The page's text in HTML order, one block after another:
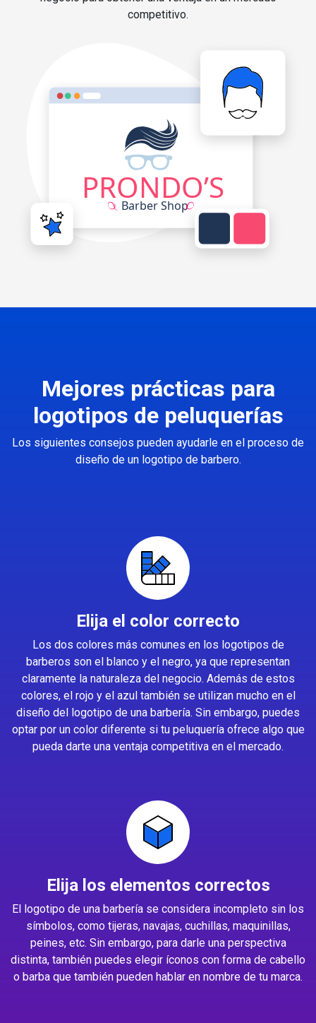
competitivo.
Mejores prácticas para
logotipos de peluquerías
Los siguientes consejos pueden ayudarle en el proceso de
diseño de un logotipo de barbero.
Elija el color correcto
Los dos colores más comunes en los logotipos de
barberos son el blanco y el negro, ya que representan
claramente la naturaleza del negocio. Además de estos
colores, el rojo y el azul también se utilizan mucho en el
diseño del logotipo de una barbería. Sin embargo, puedes
optar por un color diferente si tu peluquería ofrece algo que
pueda darte una ventaja competitiva en el mercado.
Elija los elementos correctos
El logotipo de una barbería se considera incompleto sin los
símbolos, como tijeras, navajas, cuchillas, maquinillas,
peines, etc. Sin embargo, para darle una perspectiva
distinta, también puedes elegir íconos con forma de cabello
o barba que también pueden hablar en nombre de tu marca.